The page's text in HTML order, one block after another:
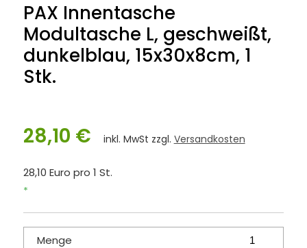
PAX Innentasche
Modultasche L, geschweißt,
dunkelblau, 15x30x8cm, 1
Stk.
28,10 € inkl. MwSt zzgl. Versandkosten
28,10 Euro pro 1 St.
*
Menge